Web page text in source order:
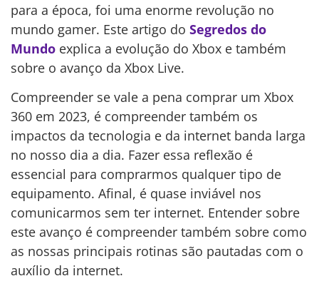
para a época, foi uma enorme revolução no
mundo gamer. Este artigo do Segredos do
Mundo explica a evolução do Xbox e também
sobre o avanço da Xbox Live.
Compreender se vale a pena comprar um Xbox
360 em 2023, é compreender também os
impactos da tecnologia e da internet banda larga
no nosso dia a dia. Fazer essa reflexão é
essencial para comprarmos qualquer tipo de
equipamento. Afinal, é quase inviável nos
comunicarmos sem ter internet. Entender sobre
este avanço é compreender também sobre como
as nossas principais rotinas são pautadas com o
auxílio da internet.